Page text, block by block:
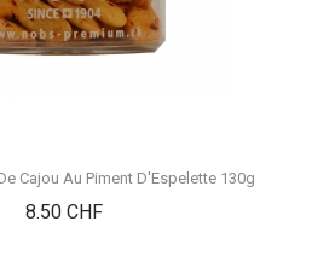
Cajou Au Piment D'Espelette 130g
8.50 CHFPrix